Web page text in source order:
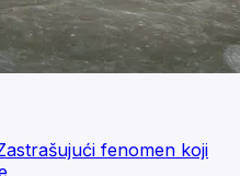
fenomen koji